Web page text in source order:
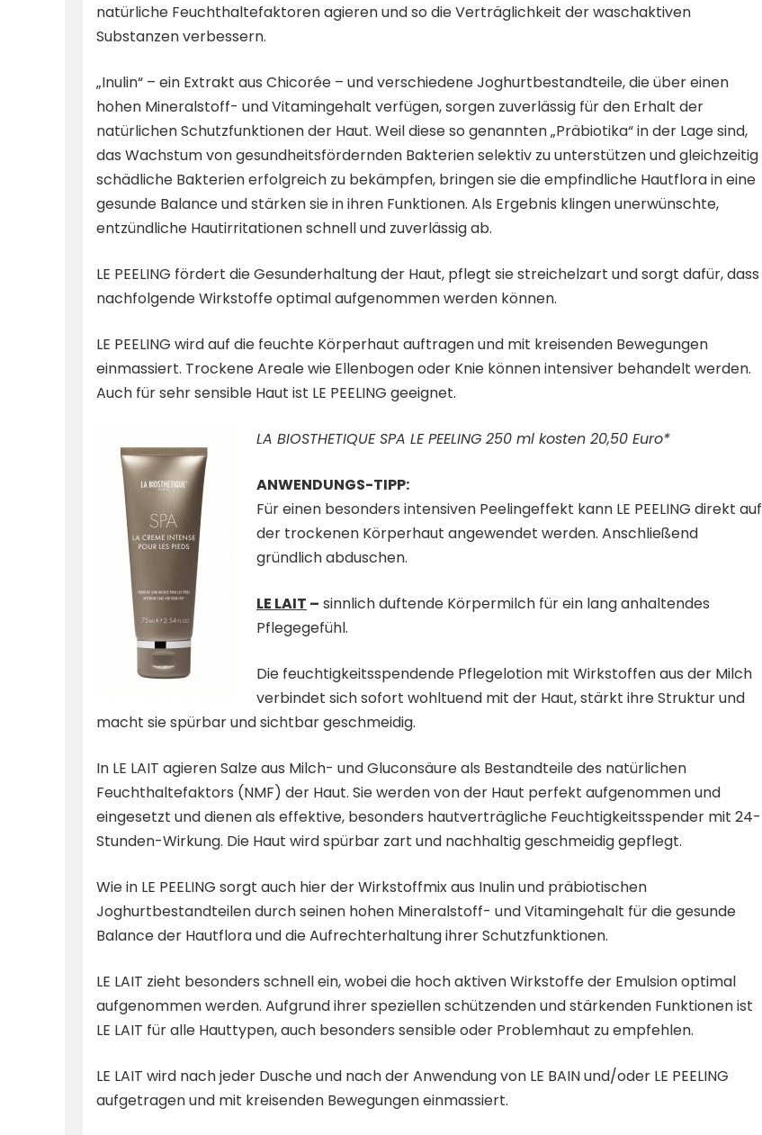
natürliche Feuchthaltefaktoren agieren und so die Verträglichkeit der waschaktiven
Substanzen verbessern.
„Inulin“ – ein Extrakt aus Chicorée – und verschiedene Joghurtbestandteile, die über einen
hohen Mineralstoff- und Vitamingehalt verfügen, sorgen zuverlässig für den Erhalt der
natürlichen Schutzfunktionen der Haut. Weil diese so genannten „Präbiotika“ in der Lage sind,
das Wachstum von gesundheitsfördernden Bakterien selektiv zu unterstützen und gleichzeitig
schädliche Bakterien erfolgreich zu bekämpfen, bringen sie die empfindliche Hautflora in eine
gesunde Balance und stärken sie in ihren Funktionen. Als Ergebnis klingen unerwünschte,
entzündliche Hautirritationen schnell und zuverlässig ab.
LE PEELING fördert die Gesunderhaltung der Haut, pflegt sie streichelzart und sorgt dafür, dass
nachfolgende Wirkstoffe optimal aufgenommen werden können.
LE PEELING wird auf die feuchte Körperhaut auftragen und mit kreisenden Bewegungen
einmassiert. Trockene Areale wie Ellenbogen oder Knie können intensiver behandelt werden.
Auch für sehr sensible Haut ist LE PEELING geeignet.
LA BIOSTHETIQUE SPA LE PEELING 250 ml kosten 20,50 Euro*
ANWENDUNGS-TIPP:
Für einen besonders intensiven Peelingeffekt kann LE PEELING direkt auf
der trockenen Körperhaut angewendet werden. Anschließend
gründlich abduschen.
LE LAIT – sinnlich duftende Körpermilch für ein lang anhaltendes
Pflegegefühl.
Die feuchtigkeitsspendende Pflegelotion mit Wirkstoffen aus der Milch
verbindet sich sofort wohltuend mit der Haut, stärkt ihre Struktur und
macht sie spürbar und sichtbar geschmeidig.
In LE LAIT agieren Salze aus Milch- und Gluconsäure als Bestandteile des natürlichen
Feuchthaltefaktors (NMF) der Haut. Sie werden von der Haut perfekt aufgenommen und
eingesetzt und dienen als effektive, besonders hautverträgliche Feuchtigkeitsspender mit 24-
Stunden-Wirkung. Die Haut wird spürbar zart und nachhaltig geschmeidig gepflegt.
Wie in LE PEELING sorgt auch hier der Wirkstoffmix aus Inulin und präbiotischen
Joghurtbestandteilen durch seinen hohen Mineralstoff- und Vitamingehalt für die gesunde
Balance der Hautflora und die Aufrechterhaltung ihrer Schutzfunktionen.
LE LAIT zieht besonders schnell ein, wobei die hoch aktiven Wirkstoffe der Emulsion optimal
aufgenommen werden. Aufgrund ihrer speziellen schützenden und stärkenden Funktionen ist
LE LAIT für alle Hauttypen, auch besonders sensible oder Problemhaut zu empfehlen.
LE LAIT wird nach jeder Dusche und nach der Anwendung von LE BAIN und/oder LE PEELING
aufgetragen und mit kreisenden Bewegungen einmassiert.